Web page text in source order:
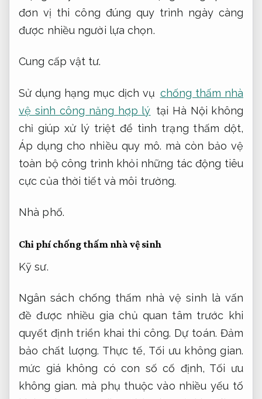
đơn vị thi công đúng quy trình ngày càng
được nhiều người lựa chọn.
Cung cấp vật tư.
Sử dụng hạng mục dịch vụ chống thấm nhà
vệ sinh công năng hợp lý tại Hà Nội không
chỉ giúp xử lý triệt để tình trạng thấm dột,
Áp dụng cho nhiều quy mô. mà còn bảo vệ
toàn bộ công trình khỏi những tác động tiêu
cực của thời tiết và môi trường.
Nhà phố.
Chi phí chống thấm nhà vệ sinh
Kỹ sư.
Ngân sách chống thấm nhà vệ sinh là vấn
đề được nhiều gia chủ quan tâm trước khi
quyết định triển khai thi công. Dự toán. Đảm
bảo chất lượng. Thực tế, Tối ưu không gian.
mức giá không có con số cố định, Tối ưu
không gian. mà phụ thuộc vào nhiều yếu tố